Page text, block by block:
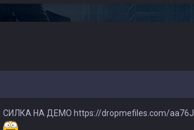
СИЛКА НА ДЕМО https://dropmefiles.com/aa76J